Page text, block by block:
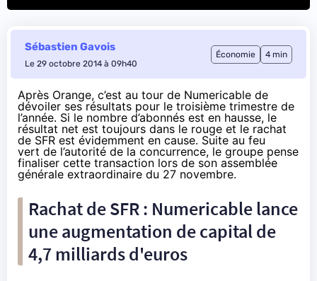
Sébastien Gavois
Le 29 octobre 2014 à 09h40
Économie 4 min
Après Orange, c’est au tour de Numericable de
dévoiler ses résultats pour le troisième trimestre de
l’année. Si le nombre d’abonnés est en hausse, le
résultat net est toujours dans le rouge et le rachat
de SFR est évidemment en cause. Suite au feu
vert de l’autorité de la concurrence, le groupe pense
finaliser cette transaction lors de son assemblée
générale extraordinaire du 27 novembre.
Rachat deSFR: Numericablelance
une augmentation de capital de
4,7 milliards d'euros